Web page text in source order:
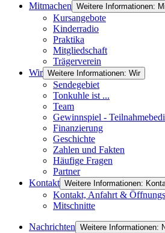
Mitmachen Weitere Informationen:
Kursangebote
Kinderradio
Praktika
Mitgliedschaft
Trägerverein
Wir Weitere Informationen: Wir
Sendegebiet
Tonkuhle ist ...
Team
Gewinnspiel -
Finanzierung
Geschichte
Zahlen und Fakten
Häufige Fragen
Partner
Kontakt Weitere Informationen:
Kontakt, Anfahrt &
Mitschnitte
Nachrichten Weitere Informationen: